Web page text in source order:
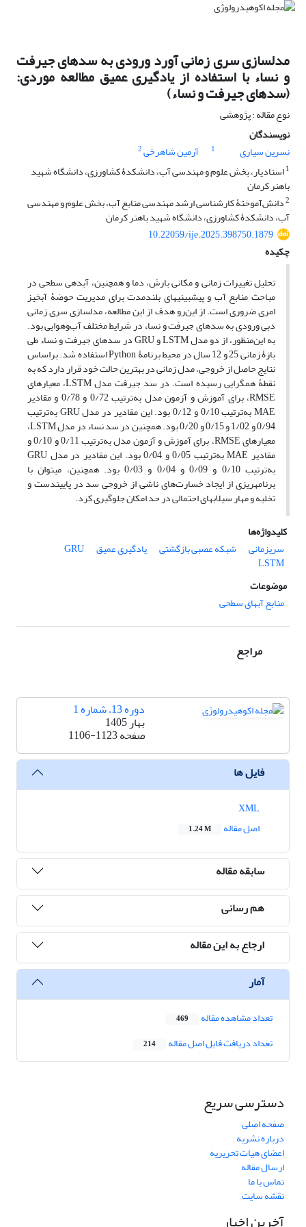
مدل‏سازی سری ‏زمانی آورد ورودی به سدهای جیرفت
و نساء با استفاده از یادگیری عمیق مطالعه موردی:
(سدهای جیرفت و نساء)
نوع مقاله : پژوهشی
نویسندگان
نسرین سیاری
1 آرمین شاهرخی2
1استادیار، بخش علوم و مهندسی آب، دانشکدۀ کشاورزی، دانشگاه شهید
باهنر کرمان
2دانش‌آموختۀ کارشناسی ارشد مهندسی منابع آب، بخش علوم و مهندسی
آب، دانشکدۀ کشاورزی، دانشگاه شهید باهنر کرمان
10.22059/ije.2025.398750.1879
چکیده
تحلیل تغییرات زمانی و مکانی بارش، دما و همچنین، آبدهی سطحی در
مباحث منابع آب و پیش‏بینی‏های بلندمدت برای مدیریت حوضۀ آبخیز
امری ضروری است. از این‌رو هدف از این مطالعه، مدل‏سازی سری ‏زمانی
دبی ورودی به سدهای جیرفت و نساء در شرایط مختلف آب‌و‌هوایی بود.
به این‌منظور، از دو مدل LSTM و GRU در سدهای جیرفت و نساء طی
بازۀ زمانی 25 و 12 سال در محیط برنامۀ Python استفاده شد. براساس
نتایج حاصل از خروجی، مدل زمانی در بهترین حالت خود قرار دارد که به
نقطۀ همگرایی رسیده است. در سد جیرفت مدل LSTM، معیارهای
RMSE، برای آموزش و آزمون مدل به‌ترتیب 0/72 و 0/78 و مقادیر
MAE به‌ترتیب 0/10 و 0/12 بود. این مقادیر در مدل GRU به‌ترتیب
0/94 و 1/02 و 0/15 و 0/20 بود. همچنین در سد نساء در مدل LSTM،
معیارهای RMSE، برای آموزش و آزمون مدل به‌ترتیب 0/11 و 0/10 و
مقادیر MAE به‌ترتیب 0/05 و 0/04 بود. این مقادیر در مدل GRU
به‌ترتیب 0/10 و 0/09 و 0/04 و 0/03 بود. همچنین، می‏توان با
برنامه‏ریزی از ایجاد خسار‌ت‌های ناشی از خروجی سد در پایین‏دست و
تخلیه و مهار سیلاب‏های احتمالی در حد امکان جلوگیری کرد.
کلیدواژه‌ها
سری‏زمانی
شبکه عصبی بازگشتی یادگیری عمیق GRU
LSTM
موضوعات
منابع آبهای سطحی
مراجع
دوره 13، شماره 1
بهار 1405
صفحه1106-1123
فایل ها
اصل مقاله
1.24 M
سابقه مقاله
هم رسانی
ارجاع به این مقاله
آمار
تعداد مشاهده مقاله 469
تعداد دریافت فایل اصل مقاله 214
دسترسی سریع
صفحه اصلی
درباره نشریه
اعضای هیات تحریریه
ارسال مقاله
تماس با ما
نقشه سایت